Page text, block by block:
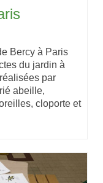
Bercy à Paris
du jardin à
par
abeille,
cloporte et